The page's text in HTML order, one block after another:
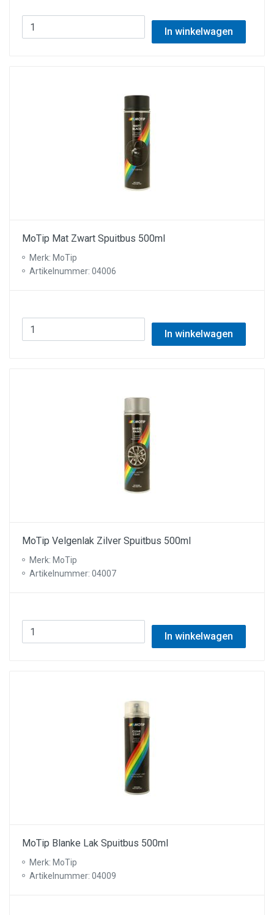
In winkelwagen
MoTip Mat Zwart Spuitbus 500ml
Merk: MoTip
Artikelnummer: 04006
In winkelwagen
MoTip Velgenlak Zilver Spuitbus 500ml
Merk: MoTip
Artikelnummer: 04007
In winkelwagen
MoTip Blanke Lak Spuitbus 500ml
Merk: MoTip
Artikelnummer: 04009